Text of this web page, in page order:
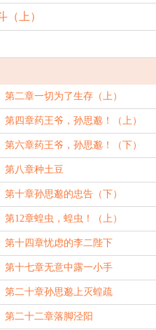
（上）
第二章一切为了生存（上）
第四章药王爷，孙思邈！（上）
第六章药王爷，孙思邈！（下）
第八章种土豆
第十章孙思邈的忠告（下）
第12章蝗虫，蝗虫！（上）
第十四章忧虑的李二陛下
第十七章无意中露一小手
第二十章孙思邈上灭蝗疏
第二十二章落脚泾阳